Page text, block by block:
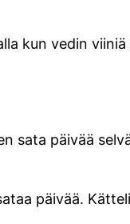
kun vedin
sata päivää
päivää.